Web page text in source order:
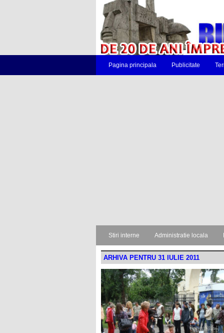
Pagina principala Publicitate
Stiri interne Administratie locala
ARHIVA PENTRU 31 IULIE 2011